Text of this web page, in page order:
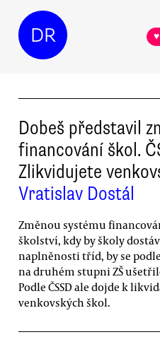
DR
Dobeš představil
financování škol.
Zlikvidujete
Vratislav Dostál
Změnou systému
školství, kdy by školy
naplněnosti tříd, by se
na druhém stupni ZŠ
Podle ČSSD ale dojde k
venkovských škol.